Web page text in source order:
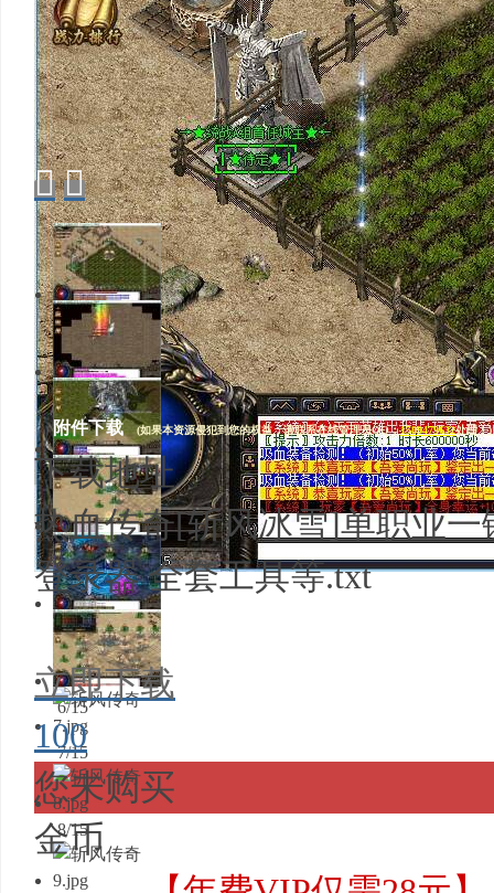
 
1/15
2/15
3/15
4/15
5/15
6/15
7/15
8/15
附件下载(如果本资源侵犯到您的权益，请联系在线管理员QQ：1589479632处理！)
下载地址
热血传奇[斩风冰雪]单职业
登录器 全套工具等.txt
立即下载
100
您未购买
金币